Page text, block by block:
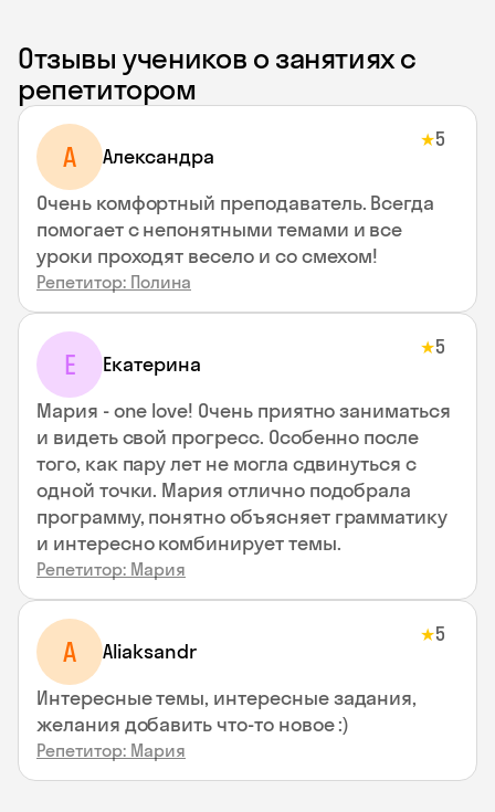
Отзывы учеников о занятиях с
репетитором
A Aлександра
★5
Очень комфортный преподаватель. Всегда
помогает с непонятными темами и все
уроки проходят весело и со смехом!
Репетитор: Полина
Е Екатерина
★5
Мария - one love! Очень приятно заниматься
и видеть свой прогресс. Особенно после
того, как пару лет не могла сдвинуться с
одной точки. Мария отлично подобрала
программу, понятно объясняет грамматику
и интересно комбинирует темы.
Репетитор: Мария
A Aliaksandr
★5
Интересные темы, интересные задания,
желания добавить что-то новое :)
Репетитор: Мария